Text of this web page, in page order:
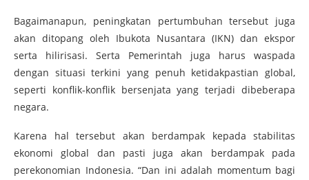
Bagaimanapun, peningkatan pertumbuhan tersebut juga
akan ditopang oleh Ibukota Nusantara (IKN) dan ekspor
serta hilirisasi. Serta Pemerintah juga harus waspada
dengan situasi terkini yang penuh ketidakpastian global,
seperti konflik-konflik bersenjata yang terjadi dibeberapa
negara.
Karena hal tersebut akan berdampak kepada stabilitas
ekonomi global dan pasti juga akan berdampak pada
perekonomian Indonesia. “Dan ini adalah momentum bagi